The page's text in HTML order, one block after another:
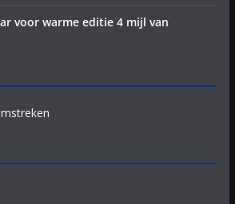
voor warme editie 4 mijl van